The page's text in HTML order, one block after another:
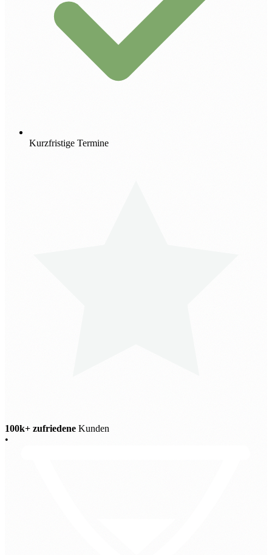
Kurzfristige Termine
100k+ zufriedene Kunden
•